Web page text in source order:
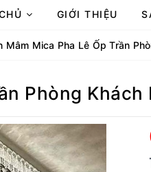
GIỚI THIỆU
Mâm Mica Pha Lê Ốp Trần
Phòng Khách